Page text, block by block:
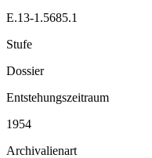
E.13-1.5685.1
Stufe
Dossier
Entstehungszeitraum
1954
Archivalienart